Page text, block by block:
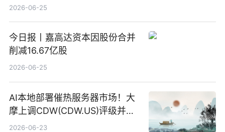
2026-06-25
今日报丨嘉高达资本因股份合并
削减16.67亿股
2026-06-25
AI本地部署催热服务器市场！大
摩上调CDW(CDW.US)评级并看
高IBM(IBM.US)戴尔(DELL.US)
2026-06-23